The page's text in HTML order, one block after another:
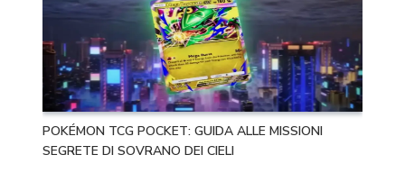
POKÉMON TCG POCKET: GUIDA ALLE MISSIONI
SEGRETE DI SOVRANO DEI CIELI